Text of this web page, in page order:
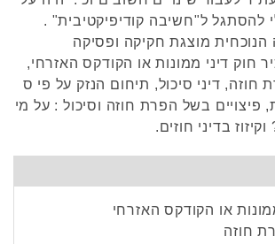
להסתגל ל"חשיבה קודיפיקטיבית" .
מוצגת חקיקה ופסיקה
חוק דיני ממונות או הקודקס האזרחי,
חוזה, דיני סיכול, תיחום הנזק על פי ס
פיצויים בשל הפרת חוזה וסיכול : על מי
בדיני חוזים.
או הקודקס האזרחי
חוזה